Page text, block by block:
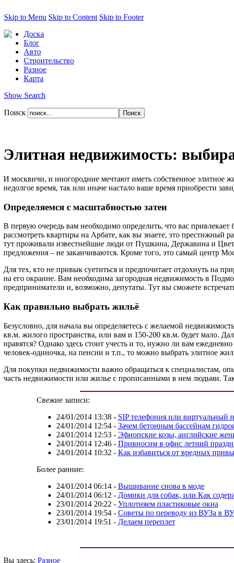
Skip to Menu Skip to Content Skip to Footer
Доска
Блог
Авто
Строительство
Разное
Карта
Show Search
Поиск
Элитная недвижимость:
И москвичи, и иногородние мечтают иметь собственное элитное
недолгое время, так или иначе настало ваше время приобрести
Определяемся с масштабностью затеи
В первую очередь вам необходимо определить, что вас
рассмотреть квартиры на Арбате, как вы знаете, это престижный
тут проживали известнейшие люди от Пушкина, Державина и
предложения – не заканчиваются. Кроме того, это самый центр
Для тех, кто не привык суетиться и предпочитает отдохнуть на
на его окраине. Вам необходима загородная недвижимость в
предприниматели и, возможно, депутаты. Тут вы сможете
Как правильно выбрать жильё
Безусловно, для начала вы определяетесь с желаемой
кв.м. жилого пространства, или вам и 150-200 кв.м. будет мало.
нравятся? Однако здесь стоит учесть и то, нужно ли вам
человек-одиночка, на пенсии и т.п., то можно выбрать элитное
Для покупки недвижимости важно обращаться к специалистам,
часть недвижимости или жилье с прописанными в нем людьми.
Свежие записи:
24/01/2014 13:38- SIP телефония или виртуальный
24/01/2014 12:54- Зачем бетонным бассейнам
24/01/2014 12:53- Эфиопские козы, английские
24/01/2014 12:46- Привносим в офис летний
24/01/2014 10:32 - Как избавиться от вредных
Более ранние:
24/01/2014 06:14- Вышивание снова в моде
24/01/2014 06:12 - Домики для собак, или Как
23/01/2014 20:22 - Уплотняем пластиковые окна
23/01/2014 19:54- Советы по переводу из ВУЗа в
23/01/2014 19:51 - Делаем переплет
Вы здесь: Разное